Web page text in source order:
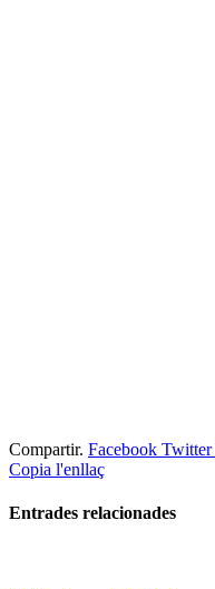
Compartir. Facebook Twitter
Copia l'enllaç
Entrades relacionades